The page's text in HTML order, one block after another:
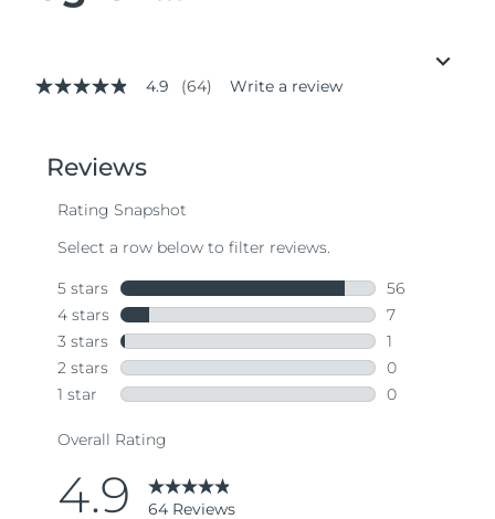
4.9
stars,
average
value.
Same
page
link.
4.9 (64) Write a review